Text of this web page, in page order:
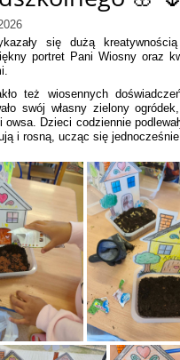
się dużą
portret Pani Wiosny oraz
też wiosennych
swój własny zielony
owsa. Dzieci codziennie
i rosną, ucząc się